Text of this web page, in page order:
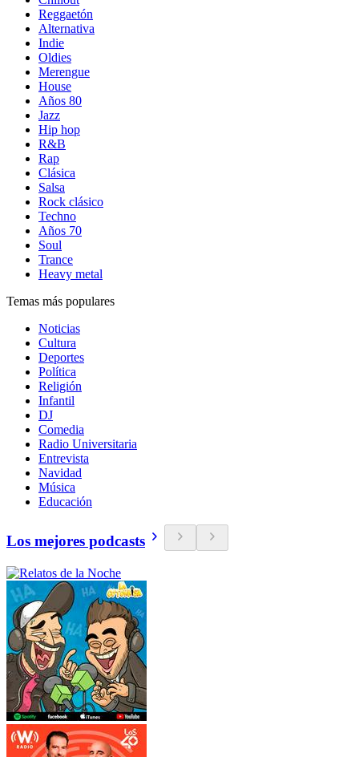
Reggaetón
Alternativa
Indie
Oldies
Merengue
House
Años 80
Jazz
Hip hop
R&B
Rap
Clásica
Salsa
Rock clásico
Techno
Años 70
Soul
Trance
Heavy metal
Temas más populares
Noticias
Cultura
Deportes
Política
Religión
Infantil
DJ
Comedia
Radio Universitaria
Entrevista
Navidad
Música
Educación
Los mejores podcasts